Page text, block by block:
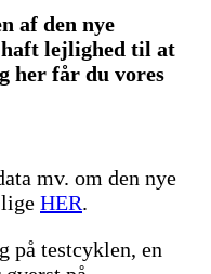
af den nye
lejlighed til at
her får du vores
mv. om den nye
HER.
på testcyklen, en